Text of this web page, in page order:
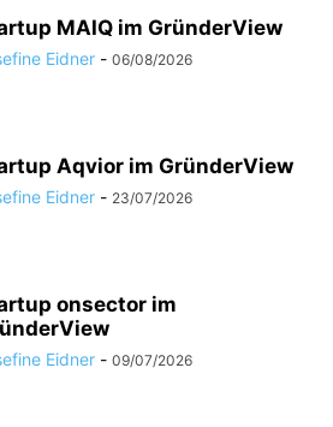
MAIQ im GründerView
Eidner - 06/08/2026
Aqvior im GründerView
Eidner - 23/07/2026
onsector im
Eidner - 09/07/2026